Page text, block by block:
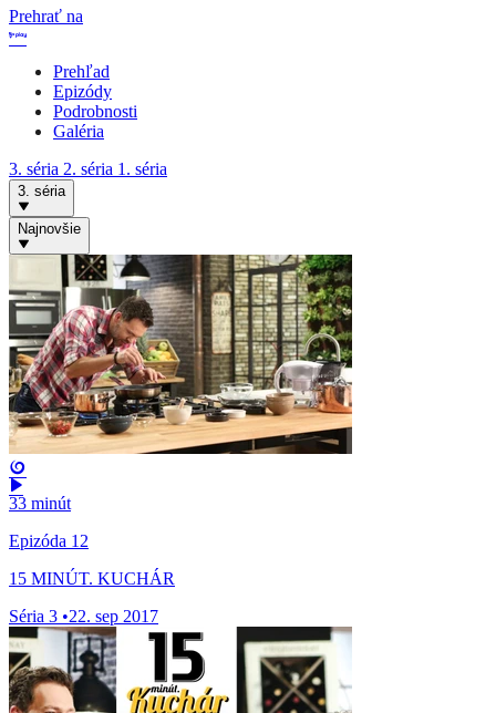
Prehrať na
Prehľad
Epizódy
Podrobnosti
Galéria
3. séria 2. séria 1. séria
3. séria
Najnovšie
33 minút
Epizóda 12
15 MINÚT. KUCHÁR
Séria 3 •22. sep 2017